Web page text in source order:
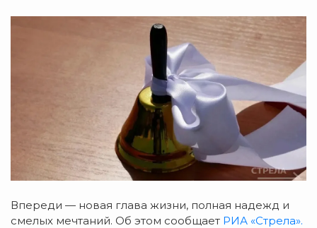
Впереди — новая глава жизни, полная надежд и
смелых мечтаний. Об этом сообщает РИА «Стрела».